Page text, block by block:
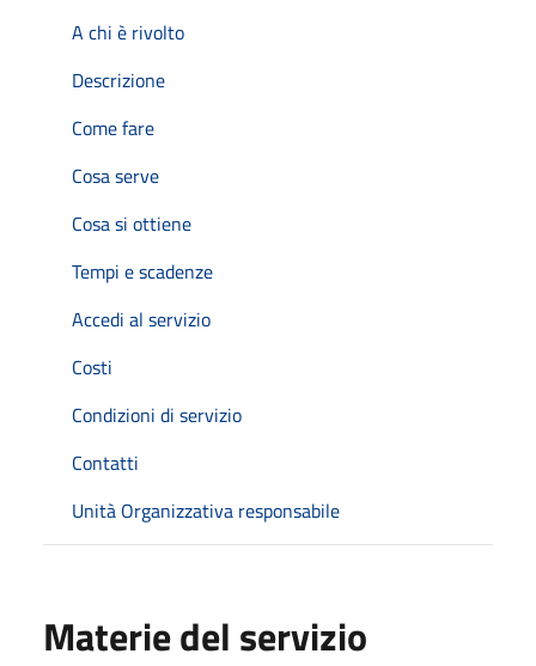
A chi è rivolto
Descrizione
Come fare
Cosa serve
Cosa si ottiene
Tempi e scadenze
Accedi al servizio
Costi
Condizioni di servizio
Contatti
Unità Organizzativa responsabile
Materie del servizio